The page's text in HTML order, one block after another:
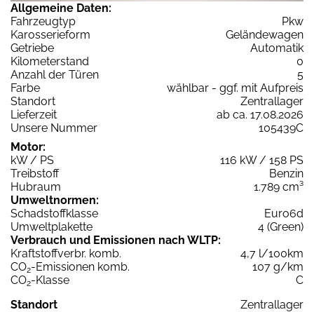
Allgemeine Daten:
Fahrzeugtyp
Pkw
Karosserieform
Geländewagen
Getriebe
Automatik
Kilometerstand
0
Anzahl der Türen
5
Farbe
wählbar - ggf. mit Aufpreis
Standort
Zentrallager
Lieferzeit
ab ca. 17.08.2026
Unsere Nummer
105439C
Motor:
kW / PS
116 kW / 158 PS
Treibstoff
Benzin
Hubraum
1.789 cm³
Umweltnormen:
Schadstoffklasse
Euro6d
Umweltplakette
4 (Green)
Verbrauch und Emissionen nach WLTP:
Kraftstoffverbr. komb.
4,7 l/100km
CO2-Emissionen komb.
107 g/km
CO2-Klasse
C
Standort
Zentrallager